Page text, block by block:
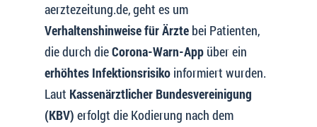
aerztezeitung.de, geht es um
Verhaltenshinweise für Ärztebei Patienten,
die durch dieCorona-Warn-Appüber ein
erhöhtes Infektionsrisikoinformiert wurden.
Laut Kassenärztlicher Bundesvereinigung
(KBV) erfolgt die Kodierung nach dem